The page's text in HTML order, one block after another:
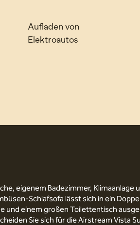
Aufladen von
Elektroautos
eigenem Badezimmer, Klimaanlage
Schlafsofa lässt sich in ein
und einem großen Toilettentisch
Sie sich für die Airstream Vista